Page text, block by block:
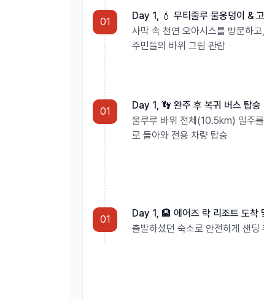
01
Day 1, 💧 무티줄루 물웅덩이 &
사막 속 천연 오아시스를 방문하
주민들의 바위 그림 관람
01
Day 1, 👣 완주 후 복귀 버스 탑승
울루루 바위 전체(10.5km) 일주
로 돌아와 전용 차량 탑승
01
Day 1, 🏨 에어즈 락 리조트 도착
출발하셨던 숙소로 안전하게 샌딩